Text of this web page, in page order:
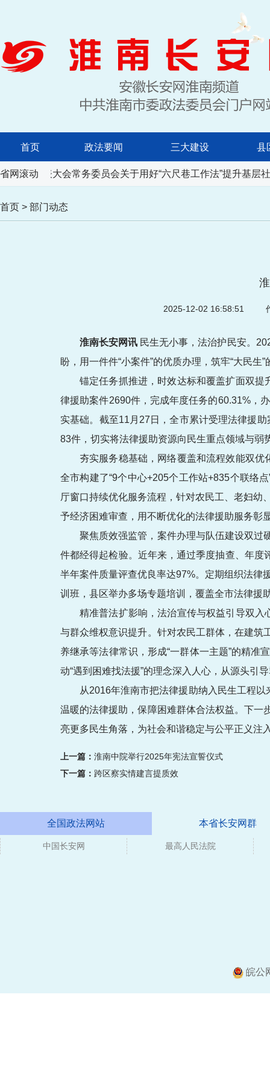
首页 政法要闻 三大建设 县
省网滚动
人民代表大会常务委员会关于用好“六尺巷工作法”提升基层社
首页 > 部门动态
2025-12-02 16:58:51
淮南长安网讯 民生无小事，法治护民安。
盼，用一件件“小案件”的优质办理，筑牢“大民
锚定任务抓推进，时效达标和覆盖扩面双提
律援助案件2690件，完成年度任务的60.31%，
实基础。截至11月27日，全市累计受理法律援
83件，切实将法律援助资源向民生重点领域与弱
夯实服务稳基础，网络覆盖和流程效能双优
全市构建了“9个中心+205个工作站+835个联络
厅窗口持续优化服务流程，针对农民工、老妇幼
予经济困难审查，用不断优化的法律援助服务彰
聚焦质效强监管，案件办理与队伍建设双过
件都经得起检验。近年来，通过季度抽查、年度
半年案件质量评查优良率达97%。定期组织法律
训班，县区举办多场专题培训，覆盖全市法律援
精准普法扩影响，法治宣传与权益引导双入
与群众维权意识提升。针对农民工群体，在建
养继承等法律常识，形成“一群体一主题”的精
动“遇到困难找法援”的理念深入人心，从源头引
从2016年淮南市把法律援助纳入民生工程
温暖的法律援助，保障困难群体合法权益。下
亮更多民生角落，为社会和谐稳定与公平正义注
上一篇： 淮南中院举行2025年宪法宣誓仪式
下一篇： 跨区察实情建言提质效
全国政法网站 本省长安网群
媒体
中国长安网 最高人民法院
皖公